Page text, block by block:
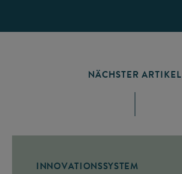
NÄCHSTER ARTIKEL
INNOVATIONSSYSTEM